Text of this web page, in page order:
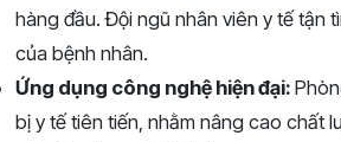
hàng đầu. Đội ngũ nhân viên y tế tận
của bệnh nhân.
Ứng dụng công nghệ hiện đại:
bị y tế tiên tiến, nhằm nâng cao chất